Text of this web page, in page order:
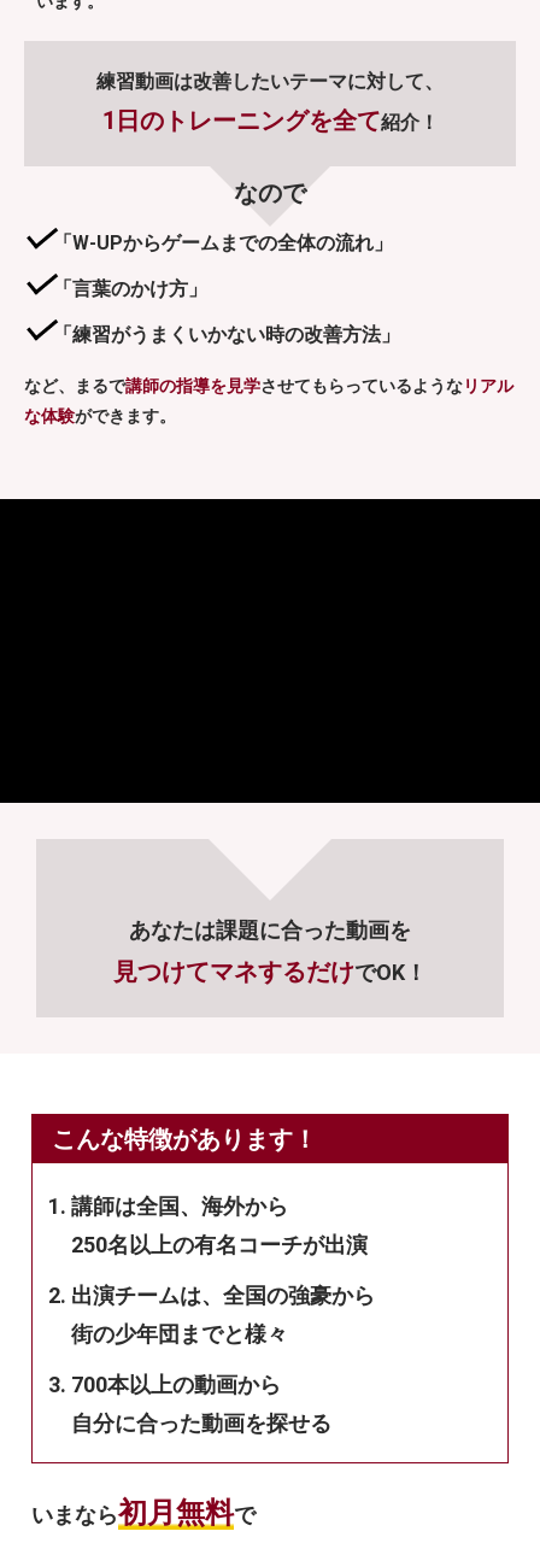
練習動画は改善したいテーマに対して、
1日のトレーニングを全て紹介！
「W-UPからゲームまでの全体の流れ」
「言葉のかけ方」
「練習がうまくいかない時の改善方法」
など、まるで講師の指導を見学させてもらっているようなリアル
な体験ができます。
あなたは課題に合った動画を
見つけてマネするだけでOK！
こんな特徴があります！
講師は全国、海外から
250名以上の有名コーチが出演
出演チームは、全国の強豪から
街の少年団までと様々
700本以上の動画から
自分に合った動画を探せる
いまなら初月無料で